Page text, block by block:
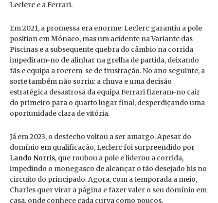
Leclerc e a Ferrari.
Em 2021, a promessa era enorme: Leclerc garantiu a pole
position em Mónaco, mas um acidente na Variante das
Piscinas e a subsequente quebra do câmbio na corrida
impediram-no de alinhar na grelha de partida, deixando
fãs e equipa a roerem-se de frustração. No ano seguinte, a
sorte também não sorriu: a chuva e uma decisão
estratégica desastrosa da equipa Ferrari fizeram-no cair
do primeiro para o quarto lugar final, desperdiçando uma
oportunidade clara de vitória.
Já em 2023, o desfecho voltou a ser amargo. Apesar do
domínio em qualificação, Leclerc foi surpreendido por
Lando Norris, que roubou a pole e liderou a corrida,
impedindo o monegasco de alcançar o tão desejado bis no
circuito do principado. Agora, com a temporada a meio,
Charles quer virar a página e fazer valer o seu domínio em
casa, onde conhece cada curva como poucos.